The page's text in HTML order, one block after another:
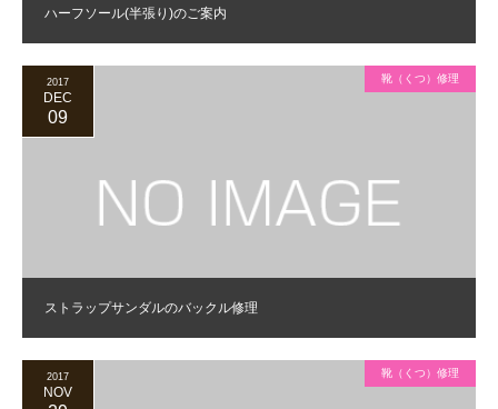
ハーフソール(半張り)のご案内
ストラップサンダルのバックル修理
2017
DEC
09
靴（くつ）修理
2017
NOV
靴（くつ）修理